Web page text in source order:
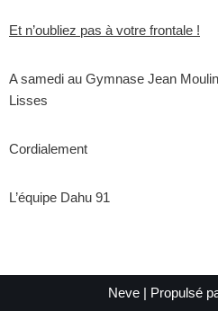
Et n’oubliez pas à votre frontale​ !
A samedi au Gymnase Jean
Lisses
Cordialement
L’équipe Dahu 91
Neve | Propulsé